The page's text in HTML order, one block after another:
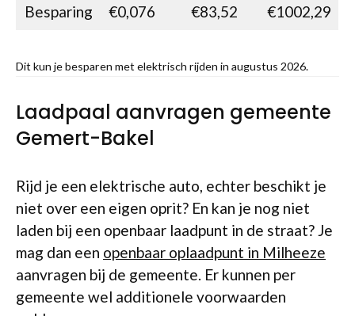
Besparing €0,076 €83,52 €1002,29
Dit kun je besparen met elektrisch rijden in augustus 2026.
Laadpaal aanvragen gemeente
Gemert-Bakel
Rijd je een elektrische auto, echter beschikt je
niet over een eigen oprit? En kan je nog niet
laden bij een openbaar laadpunt in de straat? Je
mag dan een openbaar oplaadpunt in Milheeze
aanvragen bij de gemeente. Er kunnen per
gemeente wel additionele voorwaarden